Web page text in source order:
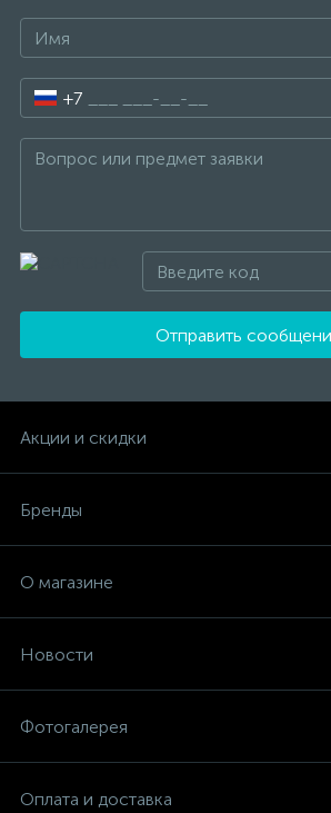
+7
Отправить
Акции и скидки
Бренды
О магазине
Новости
Фотогалерея
Оплата и доставка